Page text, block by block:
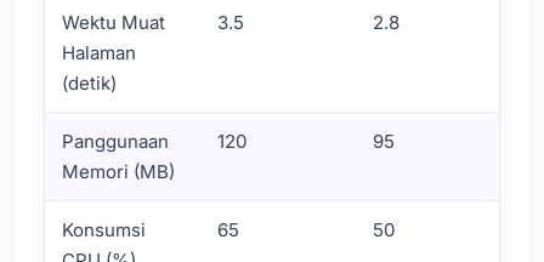
Wektu Muat
Halaman
(detik)
3.5 2.8
Panggunaan
Memori (MB)
120 95
Konsumsi
65 50